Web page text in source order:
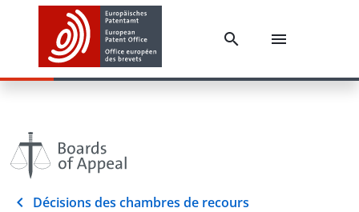
Décisions des chambres de recours